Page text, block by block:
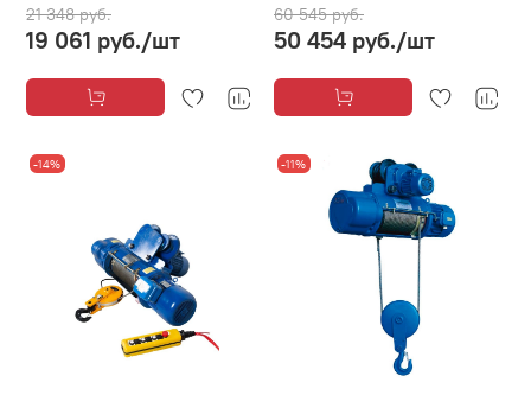
21 348 руб.
19 061 руб./шт
60 545 руб.
50 454 руб./шт
-14% -11%